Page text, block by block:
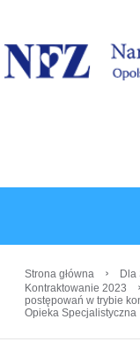
.
Strona główna › Dla
Kontraktowanie 2023
›
postępowań w trybie
Opieka Specjalistyczna